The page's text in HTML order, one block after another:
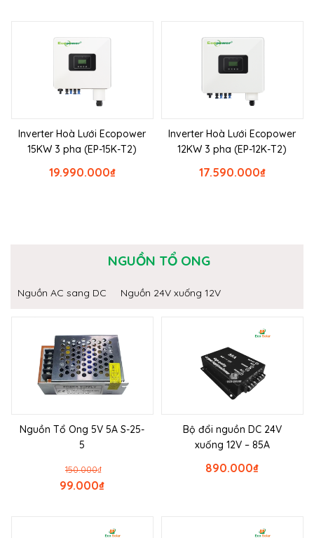
Inverter Hoà Lưới Ecopower
15KW 3 pha (EP-15K-T2)
₫
19.990.000
Inverter Hoà Lưới Ecopower
12KW 3 pha (EP-12K-T2)
₫
17.590.000
NGUỒN TỔ ONG
Nguồn AC sang DC Nguồn 24V xuống 12V
Nguồn Tổ Ong 5V 5A S-25-
5
₫
150.000
₫
99.000
Bộ đổi nguồn DC 24V
xuống 12V – 85A
₫
890.000